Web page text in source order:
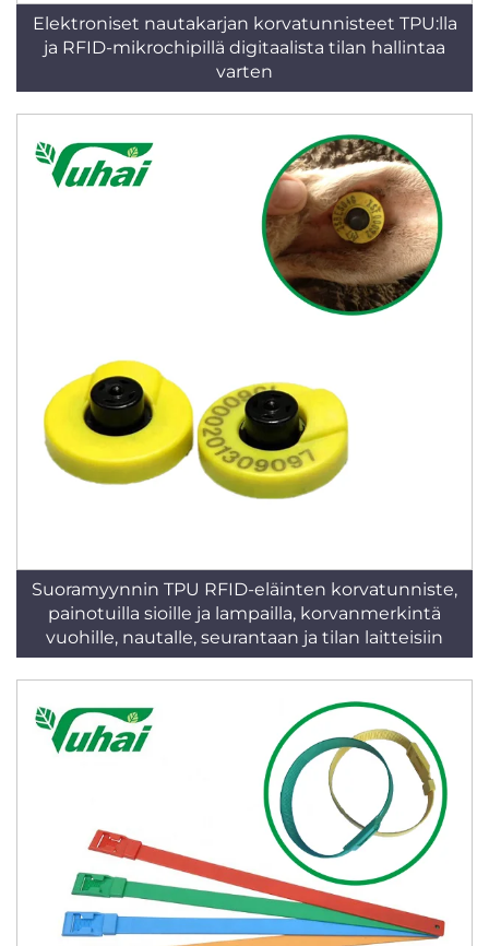
Elektroniset nautakarjan korvatunnisteet TPU:lla
ja RFID-mikrochipillä digitaalista tilan hallintaa
varten
Suoramyynnin TPU RFID-eläinten korvatunniste,
painotuilla sioille ja lampailla, korvanmerkintä
vuohille, nautalle, seurantaan ja tilan laitteisiin